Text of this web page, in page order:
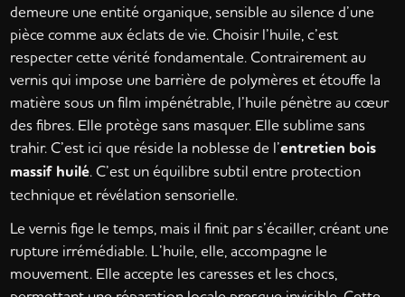
demeure une entité organique, sensible au silence d’une
pièce comme aux éclats de vie. Choisir l’huile, c’est
respecter cette vérité fondamentale. Contrairement au
vernis qui impose une barrière de polymères et étouffe la
matière sous un film impénétrable, l’huile pénètre au cœur
des fibres. Elle protège sans masquer. Elle sublime sans
trahir. C’est ici que réside la noblesse de l’entretien bois
massif huilé. C’est un équilibre subtil entre protection
technique et révélation sensorielle.
Le vernis fige le temps, mais il finit par s’écailler, créant une
rupture irrémédiable. L’huile, elle, accompagne le
mouvement. Elle accepte les caresses et les chocs,